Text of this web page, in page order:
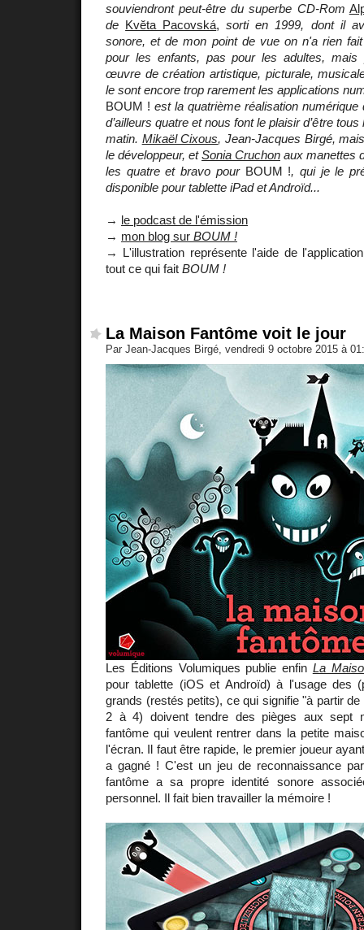
souviendront peut-être du superbe CD-Rom
de Kvĕta Pacovská,sorti en 1999, dont il
sonore, et de mon point de vue on n'a rien
pour les enfants, pas pour les adultes,
œuvre de création artistique, picturale,
le sont encore trop rarement les applications
BOUM ! est la quatrième réalisation
d’ailleurs quatre et nous font le plaisir d’être
matin. Mikaël Cixous, Jean-Jacques Birgé,
le développeur, etSonia Cruchon aux manettes
les quatre et bravo pour BOUM !, qui je le
disponible pour tablette iPad et Androïd...
→ le podcast de l'émission
→ mon blog sur BOUM !
→ L'illustration représente l'aide de
tout ce qui fait BOUM !
La Maison Fantôme voit le jour
Par Jean-Jacques Birgé, vendredi 9 octobre 2015 à
Les Éditions Volumiques publie enfin La
pour tablette (iOS et Androïd) à l'usage des
grands (restés petits), ce qui signifie "à partir
2 à 4) doivent tendre des pièges aux sept
fantôme qui veulent rentrer dans la petite
l'écran. Il faut être rapide, le premier joueur
a gagné ! C'est un jeu de reconnaissance
fantôme a sa propre identité sonore
personnel. Il fait bien travailler la mémoire !